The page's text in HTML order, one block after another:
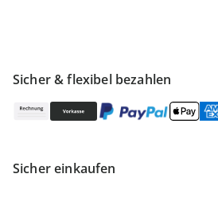
Sicher & flexibel bezahlen
Sicher einkaufen